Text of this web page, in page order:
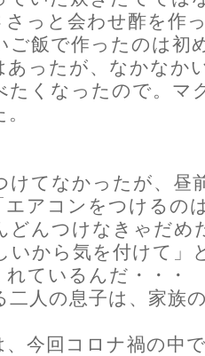
さっと会わせ酢を作
ご飯で作ったのは初
あったが、なかなか
たくなったので。マ
けてなかったが、昼
エアコンをつけるの
どんつけなきゃだめ
いから気を付けて」
ているんだ・・・
二人の息子は、家族
、今回コロナ禍の中